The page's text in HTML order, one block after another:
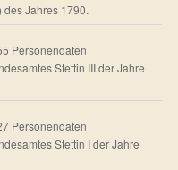
des Jahres 1790.
Personendaten
Stettin III der Jahre
Personendaten
Stettin I der Jahre